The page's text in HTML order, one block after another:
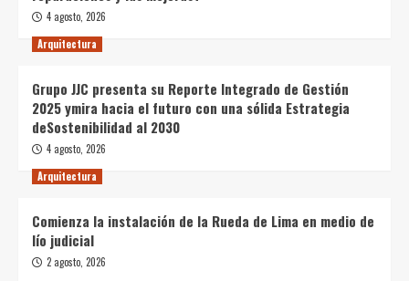
4 agosto, 2026
Arquitectura
Grupo JJC presenta su Reporte Integrado de Gestión
2025 ymira hacia el futuro con una sólida Estrategia
deSostenibilidad al 2030
4 agosto, 2026
Arquitectura
Comienza la instalación de la Rueda de Lima en medio de
lío judicial
2 agosto, 2026